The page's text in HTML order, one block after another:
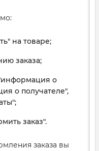
на товаре;
заказа;
о
о получателе",
заказ".
заказа вы